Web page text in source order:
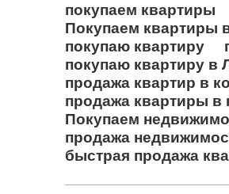
покупаем квартиры
Покупаем квартиры
покупаю квартиру
покупаю квартиру в
продажа квартир в
продажа квартиры в
Покупаем
продажа
быстрая продажа